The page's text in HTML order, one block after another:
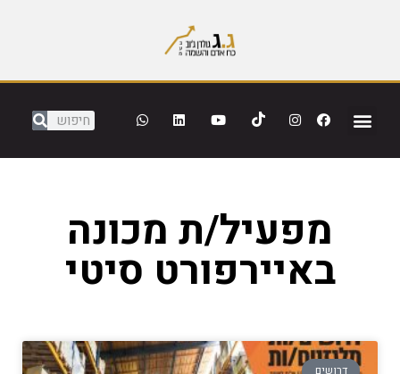
מפעיל/ת מכונה
באיירפורט סיטי
דרושים